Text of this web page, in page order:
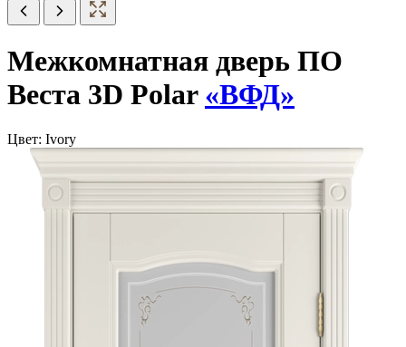
Межкомнатная дверь ПО
Веста 3D Polar «ВФД»
Цвет: Ivory